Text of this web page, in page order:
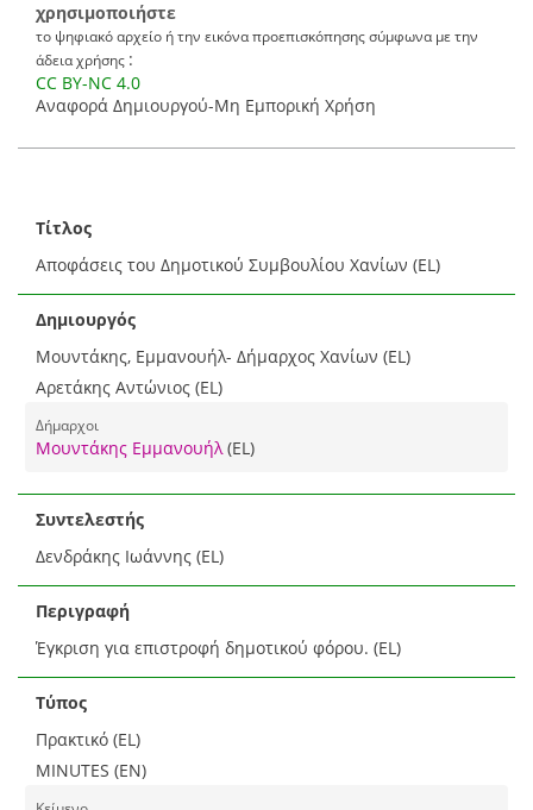
χρησιμοποιήστε
το ψηφιακό αρχείο ή την εικόνα προεπισκόπησης σύμφωνα με την
άδεια χρήσης :
CC BY-NC 4.0
Αναφορά Δημιουργού-Μη Εμπορική Χρήση
Τίτλος
Αποφάσεις του Δημοτικού Συμβουλίου Χανίων (EL)
Δημιουργός
Μουντάκης, Εμμανουήλ- Δήμαρχος Χανίων (EL)
Αρετάκης Αντώνιος (EL)
Δήμαρχοι
Μουντάκης Εμμανουήλ(EL)
Συντελεστής
Δενδράκης Ιωάννης (EL)
Περιγραφή
Έγκριση για επιστροφή δημοτικού φόρου. (EL)
Τύπος
Πρακτικό (EL)
MINUTES (EN)